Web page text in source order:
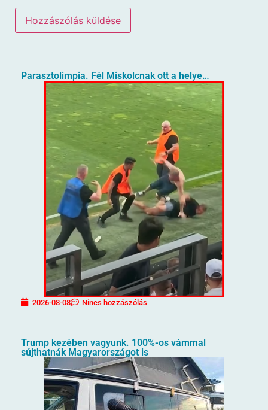
Parasztolimpia. Fél Miskolcnak ott a helye…
2026-08-08 Nincs hozzászólás
Trump kezében vagyunk. 100%-os vámmal
sújthatnák Magyarországot is